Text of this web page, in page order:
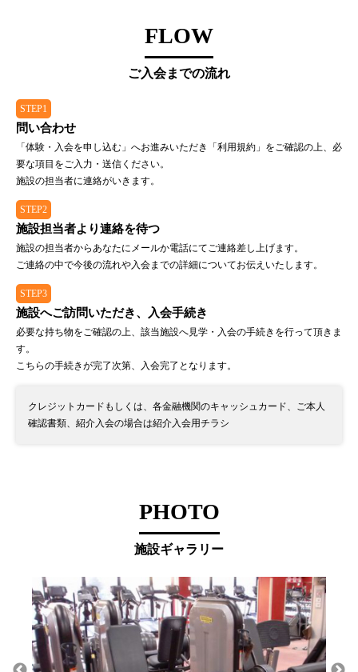
FLOW
ご入会までの流れ
STEP1
問い合わせ
「体験・入会を申し込む」へお進みいただき「利用規約」をご確認の上、必
要な項目をご入力・送信ください。
施設の担当者に連絡がいきます。
STEP2
施設担当者より連絡を待つ
施設の担当者からあなたにメールか電話にてご連絡差し上げます。
ご連絡の中で今後の流れや入会までの詳細についてお伝えいたします。
STEP3
施設へご訪問いただき、入会手続き
必要な持ち物をご確認の上、該当施設へ見学・入会の手続きを行って頂きま
す。
こちらの手続きが完了次第、入会完了となります。
クレジットカードもしくは、各金融機関のキャッシュカード、ご本人
確認書類、紹介入会の場合は紹介入会用チラシ
PHOTO
施設ギャラリー